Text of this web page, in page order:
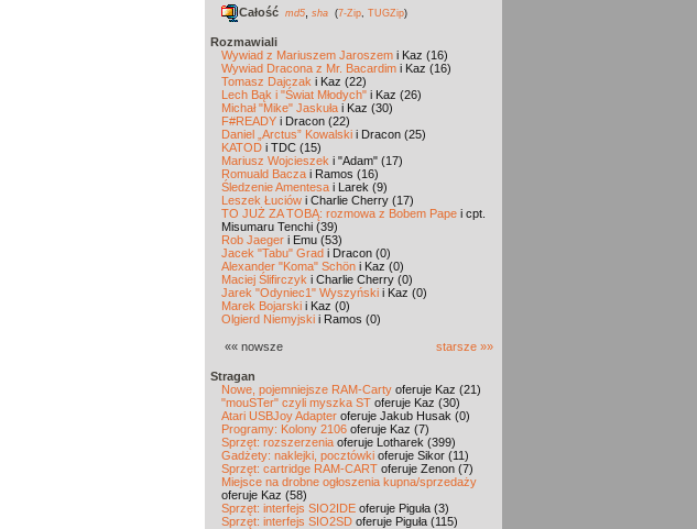
Całość md5 sha (7-Zip TUGZip)
Rozmawiali
Wywiad z Mariuszem Jaroszem i Kaz (16)
Wywiad Dracona z Mr. Bacardim i Kaz (16)
Tomasz Dajczak i Kaz (22)
Lech Bąk i "Świat Młodych" i Kaz (26)
Michał "Mike" Jaskuła i Kaz (30)
F#READY i Dracon (22)
Daniel „Arctus” Kowalski i Dracon (25)
KATOD i TDC (15)
Mariusz Wojcieszek i "Adam" (17)
Romuald Bacza i Ramos (16)
Śledzenie Amentesa i Larek (9)
Leszek Łuciów i Charlie Cherry (17)
TO JUŻ ZA TOBĄ: rozmowa z Bobem Pape i cpt.
Misumaru Tenchi (39)
Rob Jaeger i Emu (53)
Jacek "Tabu" Grad i Dracon (0)
Alexander "Koma" Schön i Kaz (0)
Maciej Ślifirczyk i Charlie Cherry (0)
Jarek "Odyniec1" Wyszyński i Kaz (0)
Marek Bojarski i Kaz (0)
Olgierd Niemyjski i Ramos (0)
«« nowsze starsze »»
Stragan
Nowe, pojemniejsze RAM-Carty oferuje Kaz (21)
"mouSTer" czyli myszka ST oferuje Kaz (30)
Atari USBJoy Adapter oferuje Jakub Husak (0)
Programy: Kolony 2106 oferuje Kaz (7)
Sprzęt: rozszerzenia oferuje Lotharek (399)
Gadżety: naklejki, pocztówki oferuje Sikor (11)
Sprzęt: cartridge RAM-CART oferuje Zenon (7)
Miejsce na drobne ogłoszenia kupna/sprzedaży
oferuje Kaz (58)
Sprzęt: interfejs SIO2IDE oferuje Piguła (3)
Sprzęt: interfejs SIO2SD oferuje Piguła (115)